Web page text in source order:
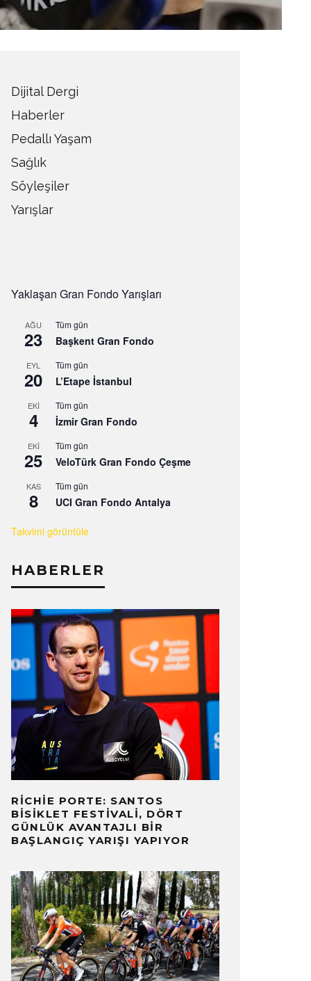
Dijital Dergi
Haberler
Pedallı Yaşam
Sağlık
Söyleşiler
Yarışlar
Yaklaşan Gran Fondo Yarışları
AĞU
23
Tüm gün
Başkent Gran Fondo
EYL
20
Tüm gün
L’Etape İstanbul
EKI
4
Tüm gün
İzmir Gran Fondo
EKI
25
Tüm gün
VeloTürk Gran Fondo Çeşme
KAS
8
Tüm gün
UCI Gran Fondo Antalya
Takvimi görüntüle
HABERLER
RICHIE PORTE: SANTOS
BISIKLET FESTIVALI, DÖRT
GÜNLÜK AVANTAJLI BIR
BAŞLANGIÇ ​​YARIŞI YAPIYOR